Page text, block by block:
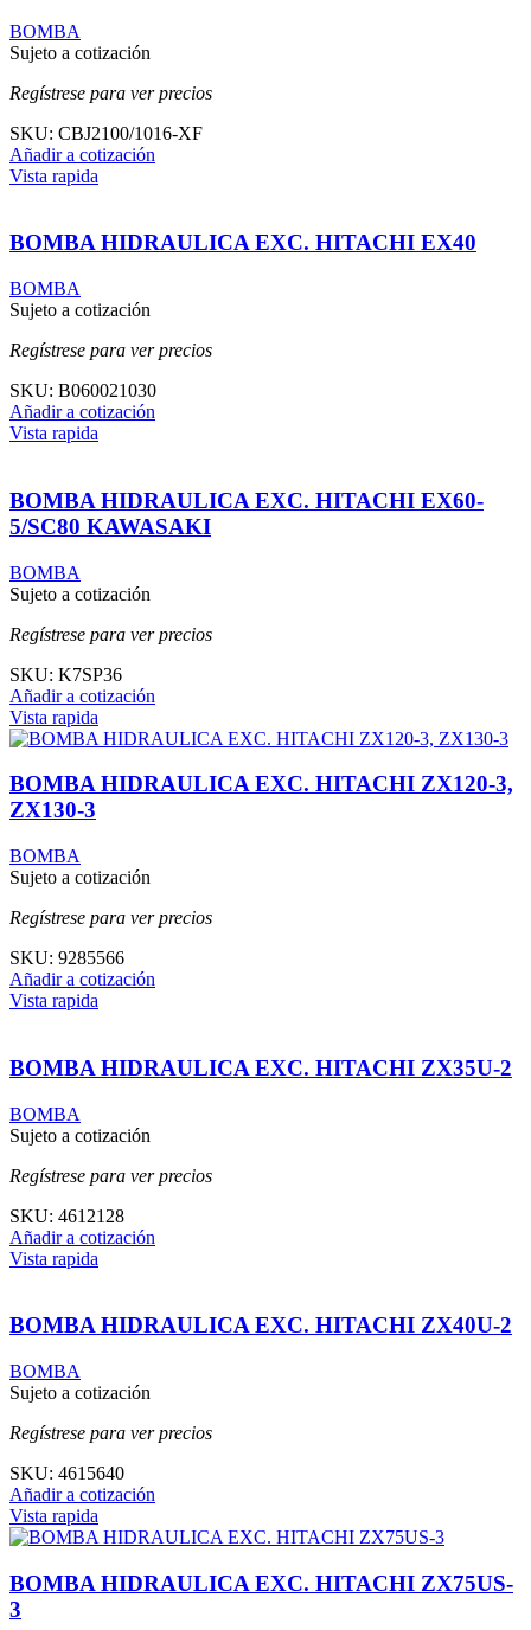
BOMBA
Sujeto a cotización
Regístrese para ver precios
SKU: CBJ2100/1016-XF
Añadir a cotización
Vista rapida
BOMBA HIDRAULICA EXC. HITACHI EX40
BOMBA
Sujeto a cotización
Regístrese para ver precios
SKU: B060021030
Añadir a cotización
Vista rapida
BOMBA HIDRAULICA EXC. HITACHI EX60-
5/SC80 KAWASAKI
BOMBA
Sujeto a cotización
Regístrese para ver precios
SKU: K7SP36
Añadir a cotización
Vista rapida
BOMBA HIDRAULICA EXC. HITACHI ZX120-3,
ZX130-3
BOMBA
Sujeto a cotización
Regístrese para ver precios
SKU: 9285566
Añadir a cotización
Vista rapida
BOMBA HIDRAULICA EXC. HITACHI ZX35U-2
BOMBA
Sujeto a cotización
Regístrese para ver precios
SKU: 4612128
Añadir a cotización
Vista rapida
BOMBA HIDRAULICA EXC. HITACHI ZX40U-2
BOMBA
Sujeto a cotización
Regístrese para ver precios
SKU: 4615640
Añadir a cotización
Vista rapida
BOMBA HIDRAULICA EXC. HITACHI ZX75US-
3